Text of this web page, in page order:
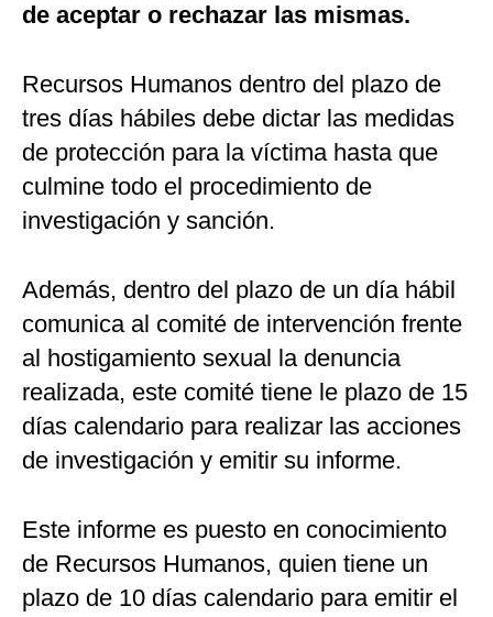
de aceptar o rechazar las mismas.
Recursos Humanos dentro del plazo de
tres días hábiles debe dictar las medidas
de protección para la víctima hasta que
culmine todo el procedimiento de
investigación y sanción.
Además, dentro del plazo de un día hábil
comunica al comité de intervención frente
al hostigamiento sexual la denuncia
realizada, este comité tiene le plazo de 15
días calendario para realizar las acciones
de investigación y emitir su informe.
Este informe es puesto en conocimiento
de Recursos Humanos, quien tiene un
plazo de 10 días calendario para emitir el